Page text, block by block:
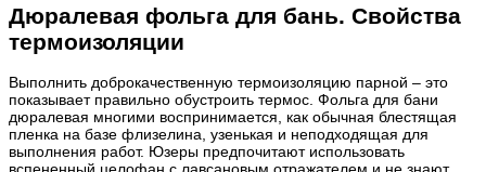
Дюралевая фольга для бань. Свойства
термоизоляции
Выполнить доброкачественную термоизоляцию парной – это
показывает правильно обустроить термос. Фольга для бани
дюралевая многими воспринимается, как обычная блестящая
пленка на базе флизелина, узенькая и неподходящая для
выполнения работ. Юзеры предпочитают использовать